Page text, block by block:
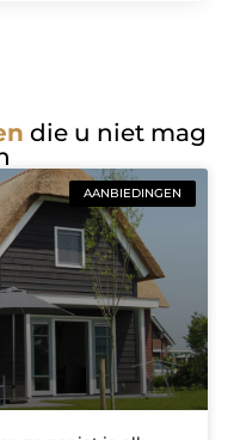
die u niet mag
AANBIEDINGEN